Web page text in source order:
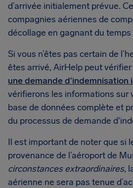
d’arrivée initialement prévue.
compagnies aériennes de
décollage en gagnant du
Si vous n’êtes pas certain de
êtes arrivé, AirHelp peut
une demande d’indemnisation
vérifierons les informations sur
base de données complète et
du processus de demande
Il est important de noter que si
provenance de l’aéroport de
circonstances extraordinaires,
aérienne ne sera pas tenue